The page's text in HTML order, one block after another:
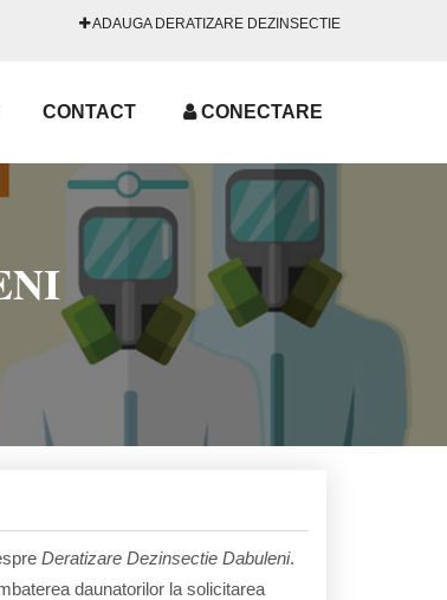
ADAUGA DERATIZARE DEZINSECTIE
CONTACT CONECTARE
Deratizare Dezinsectie Dabuleni.
daunatorilor la solicitarea